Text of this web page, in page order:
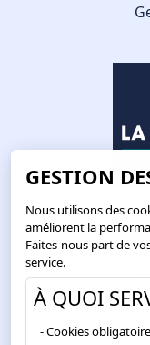
GESTION
Nous utilisons des
améliorent la
Faites-nous part de
service.
À QUOI
Cookies